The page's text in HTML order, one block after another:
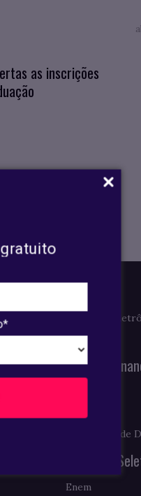
gratuito
as inscrições
Clipagem
Notícias
Bolsas e
Programas de
Processo
Enem